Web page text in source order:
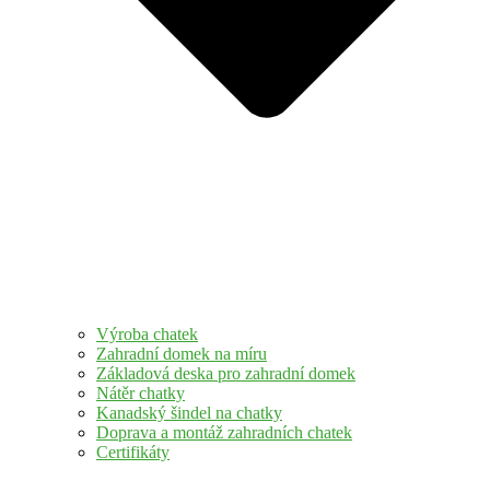
Výroba chatek
Zahradní domek na míru
Základová deska pro zahradní domek
Nátěr chatky
Kanadský šindel na chatky
Doprava a montáž zahradních chatek
Certifikáty